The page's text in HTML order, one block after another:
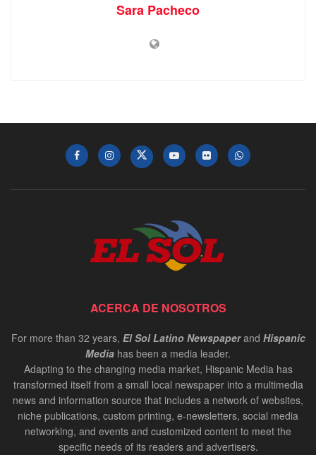
Sara Pacheco
ACERCA DE NOSOTROS
For more than 32 years, El Sol Latino Newspaperand Hispanic
Media has been a media leader.
Adapting to the changing media market, Hispanic Media has
transformed itself from a small local newspaper into a multimedia
news and information source that includes a network of websites,
niche publications, custom printing, e-newsletters, social media
networking, and events and customized content to meet the
specific needs of its readers and advertisers.